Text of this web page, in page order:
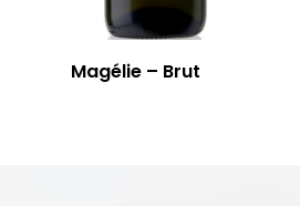
Magélie – Brut